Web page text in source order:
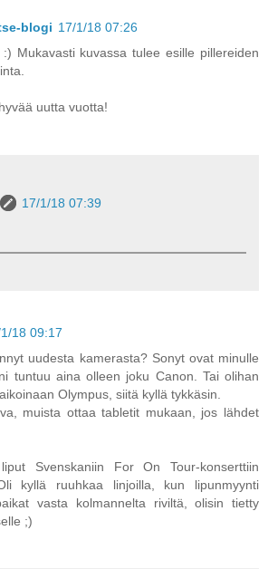
blogi 17/1/18 07:26
Mukavasti kuvassa tulee esille pillereiden
uutta vuotta!
17/1/18 07:39
18 09:17
uudesta kamerasta? Sonyt ovat minulle
tuntuu aina olleen joku Canon. Tai olihan
Olympus, siitä kyllä tykkäsin.
muista ottaa tabletit mukaan, jos lähdet
Svenskaniin For On Tour-konserttiin
kyllä ruuhkaa linjoilla, kun lipunmyynti
vasta kolmannelta riviltä, olisin tietty
;)